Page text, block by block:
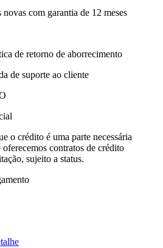
novas com garantia de 12 meses
de retorno de aborrecimento
de suporte ao cliente
o crédito é uma parte necessária
oferecemos contratos de crédito
sujeito a status.